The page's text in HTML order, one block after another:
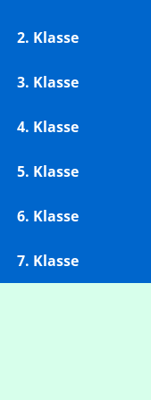
2. Klasse
3. Klasse
4. Klasse
5. Klasse
6. Klasse
7. Klasse